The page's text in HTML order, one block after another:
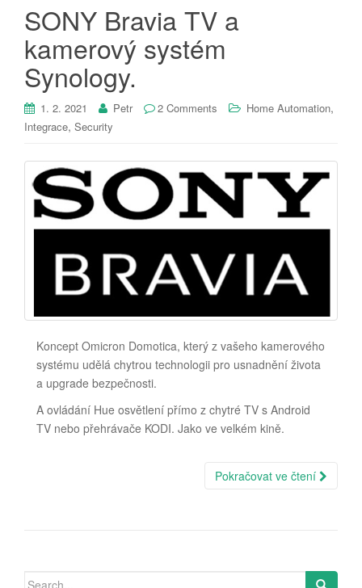
SONY Bravia TV a
kamerový systém
Synology.
1. 2. 2021 Petr 2 Comments Home Automation,
Integrace, Security
Koncept Omicron Domotica, který z vašeho kamerového
systému udělá chytrou technologii pro usnadnění života
a upgrade bezpečnosti.
A ovládání Hue osvětlení přímo z chytré TV s Android
TV nebo přehrávače KODI. Jako ve velkém kině.
Pokračovat ve čtení
Search